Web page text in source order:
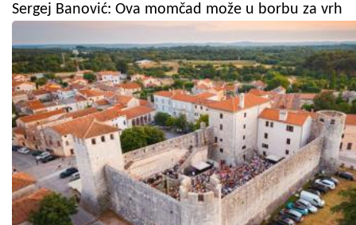
Sergej Banović: Ova momčad može u borbu za vrh